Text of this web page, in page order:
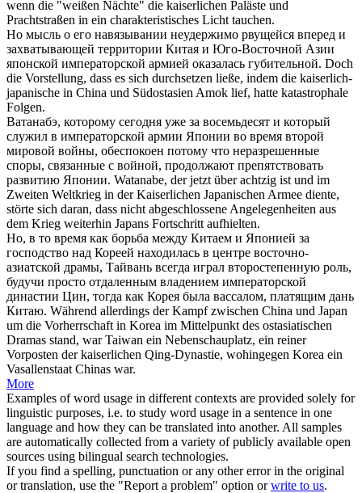
wenn die "weißen Nächte" die kaiserlichen Paläste und
Prachtstraßen in ein charakteristisches Licht tauchen.
Но мысль о его навязывании неудержимо рвущейся вперед и
захватывающей территории Китая и Юго-Восточной Азии
японской императорской армией оказалась губительной. Doch
die Vorstellung, dass es sich durchsetzen ließe, indem die kaiserlich-
japanische in China und Südostasien Amok lief, hatte katastrophale
Folgen.
Ватанабэ, которому сегодня уже за восемьдесят и который
служил в императорской армии Японии во время второй
мировой войны, обеспокоен потому что неразрешенные
споры, связанные с войной, продолжают препятствовать
развитию Японии. Watanabe, der jetzt über achtzig ist und im
Zweiten Weltkrieg in derKaiserlichen Japanischen Armee diente,
störte sich daran, dass nicht abgeschlossene Angelegenheiten aus
dem Krieg weiterhin Japans Fortschritt aufhielten.
Но, в то время как борьба между Китаем и Японией за
господство над Кореей находилась в центре восточно-
азиатской драмы, Тайвань всегда играл второстепенную роль,
будучи просто отдаленным владением императорской
династии Цин, тогда как Корея была вассалом, платящим дань
Китаю. Während allerdings der Kampf zwischen China und Japan
um die Vorherrschaft in Korea im Mittelpunkt des ostasiatischen
Dramas stand, war Taiwan ein Nebenschauplatz, ein reiner
Vorposten derkaiserlichen Qing-Dynastie, wohingegen Korea ein
Vasallenstaat Chinas war.
More
Examples of word usage in different contexts are provided solely for
linguistic purposes, i.e. to study word usage in a sentence in one
language and how they can be translated into another. All samples
are automatically collected from a variety of publicly available open
sources using bilingual search technologies.
If you find a spelling, punctuation or any other error in the original
or translation, use the "Report a problem" option orwrite to us.